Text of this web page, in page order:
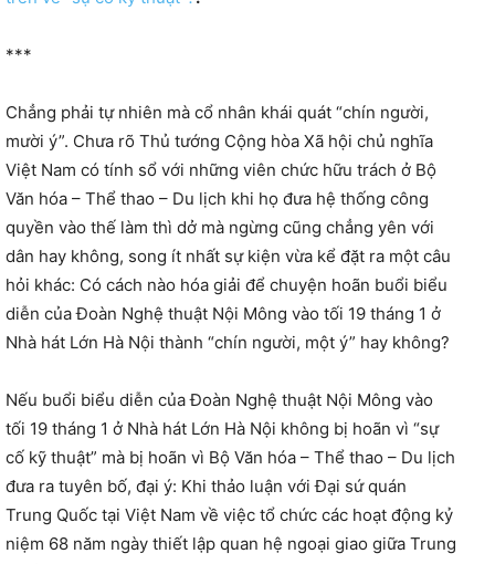
***
Chẳng phải tự nhiên mà cổ nhân khái quát “chín người,
mười ý”. Chưa rõ Thủ tướng Cộng hòa Xã hội chủ nghĩa
Việt Nam có tính sổ với những viên chức hữu trách ở Bộ
Văn hóa – Thể thao – Du lịch khi họ đưa hệ thống công
quyền vào thế làm thì dở mà ngừng cũng chẳng yên với
dân hay không, song ít nhất sự kiện vừa kể đặt ra một câu
hỏi khác: Có cách nào hóa giải để chuyện hoãn buổi biểu
diễn của Đoàn Nghệ thuật Nội Mông vào tối 19 tháng 1 ở
Nhà hát Lớn Hà Nội thành “chín người, một ý” hay không?
Nếu buổi biểu diễn của Đoàn Nghệ thuật Nội Mông vào
tối 19 tháng 1 ở Nhà hát Lớn Hà Nội không bị hoãn vì “sự
cố kỹ thuật” mà bị hoãn vì Bộ Văn hóa – Thể thao – Du lịch
đưa ra tuyên bố, đại ý: Khi thảo luận với Đại sứ quán
Trung Quốc tại Việt Nam về việc tổ chức các hoạt động kỷ
niệm 68 năm ngày thiết lập quan hệ ngoại giao giữa Trung